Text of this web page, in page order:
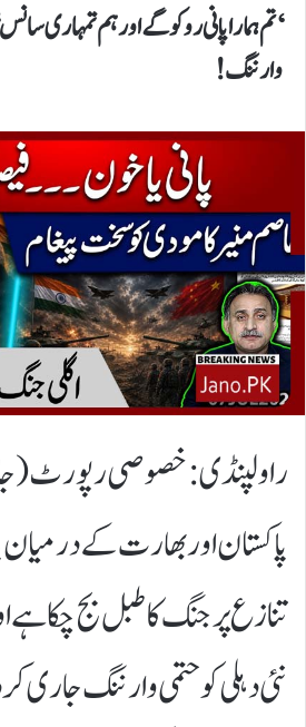
‘ تم ہمارا پانی روکو گے اور ہم تمہاری
وارننگ!
​راولپنڈی: خصوصی رپورٹ
پاکستان اور بھارت کے
تنازع پر جنگ کا طبل بج چکا ہے
نئی دہلی کو حتمی وارننگ